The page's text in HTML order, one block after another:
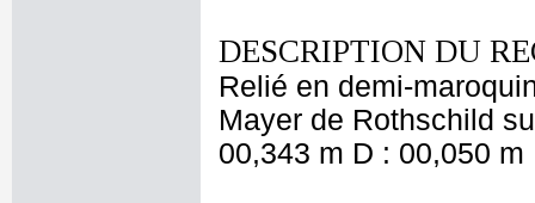
DESCRIPTION DU
Relié en demi-
Mayer de Rothschild
00,343 m D : 00,050